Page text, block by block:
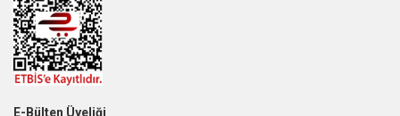
E-Bülten Üyeliği